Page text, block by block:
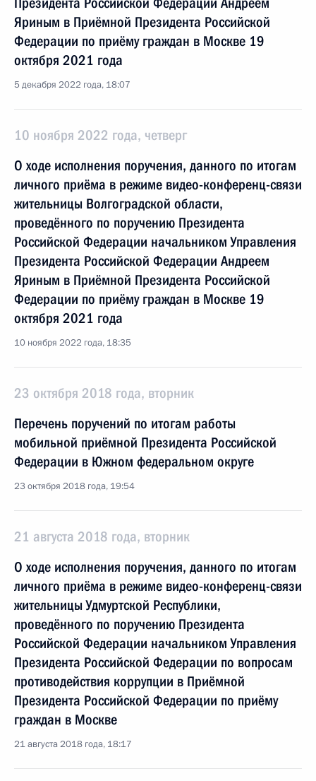
Яриным в Приёмной Президента Российской
Федерации по приёму граждан в Москве 19
октября 2021 года
5 декабря 2022 года, 18:07
10 ноября 2022 года, четверг
О ходе исполнения поручения, данного по итогам
личного приёма в режиме видео-конференц-связи
жительницы Волгоградской области,
проведённого по поручению Президента
Российской Федерации начальником Управления
Президента Российской Федерации Андреем
Яриным в Приёмной Президента Российской
Федерации по приёму граждан в Москве 19
октября 2021 года
10 ноября 2022 года, 18:35
23 октября 2018 года, вторник
Перечень поручений по итогам работы
мобильной приёмной Президента Российской
Федерации в Южном федеральном округе
23 октября 2018 года, 19:54
21 августа 2018 года, вторник
О ходе исполнения поручения, данного по итогам
личного приёма в режиме видео-конференц-связи
жительницы Удмуртской Республики,
проведённого по поручению Президента
Российской Федерации начальником Управления
Президента Российской Федерации по вопросам
противодействия коррупции в Приёмной
Президента Российской Федерации по приёму
граждан в Москве
21 августа 2018 года, 18:17